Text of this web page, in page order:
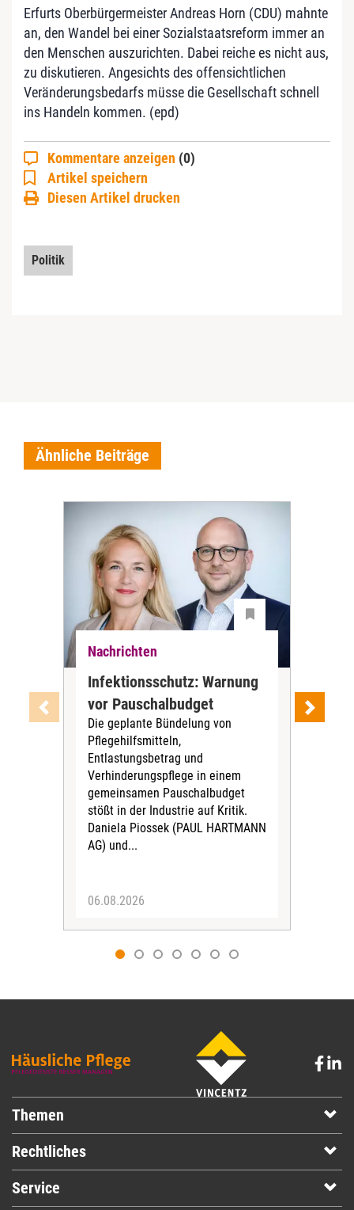
Erfurts Oberbürgermeister Andreas Horn (CDU) mahnte
an, den Wandel bei einer Sozialstaatsreform immer an
den Menschen auszurichten. Dabei reiche es nicht aus,
zu diskutieren. Angesichts des offensichtlichen
Veränderungsbedarfs müsse die Gesellschaft schnell
ins Handeln kommen. (epd)
Kommentare anzeigen (0)
Artikel speichern
Diesen Artikel drucken
Politik
Ähnliche Beiträge
Nachrichten
Infektionsschutz: Warnung
vor Pauschalbudget
Die geplante Bündelung von
Pflegehilfsmitteln,
Entlastungsbetrag und
Verhinderungspflege in einem
gemeinsamen Pauschalbudget
stößt in der Industrie auf Kritik.
Daniela Piossek (PAUL HARTMANN
AG) und...
06.08.2026
Themen
Rechtliches
Service